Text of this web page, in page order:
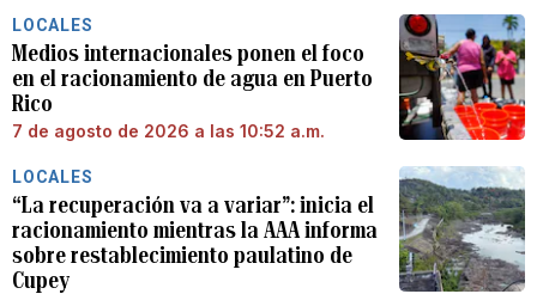
LOCALES
Medios internacionales ponen el foco
en el racionamiento de agua en Puerto
Rico
7 de agosto de 2026 a las 10:52 a.m.
LOCALES
“La recuperación va a variar”: inicia el
racionamiento mientras la AAA informa
sobre restablecimiento paulatino de
Cupey